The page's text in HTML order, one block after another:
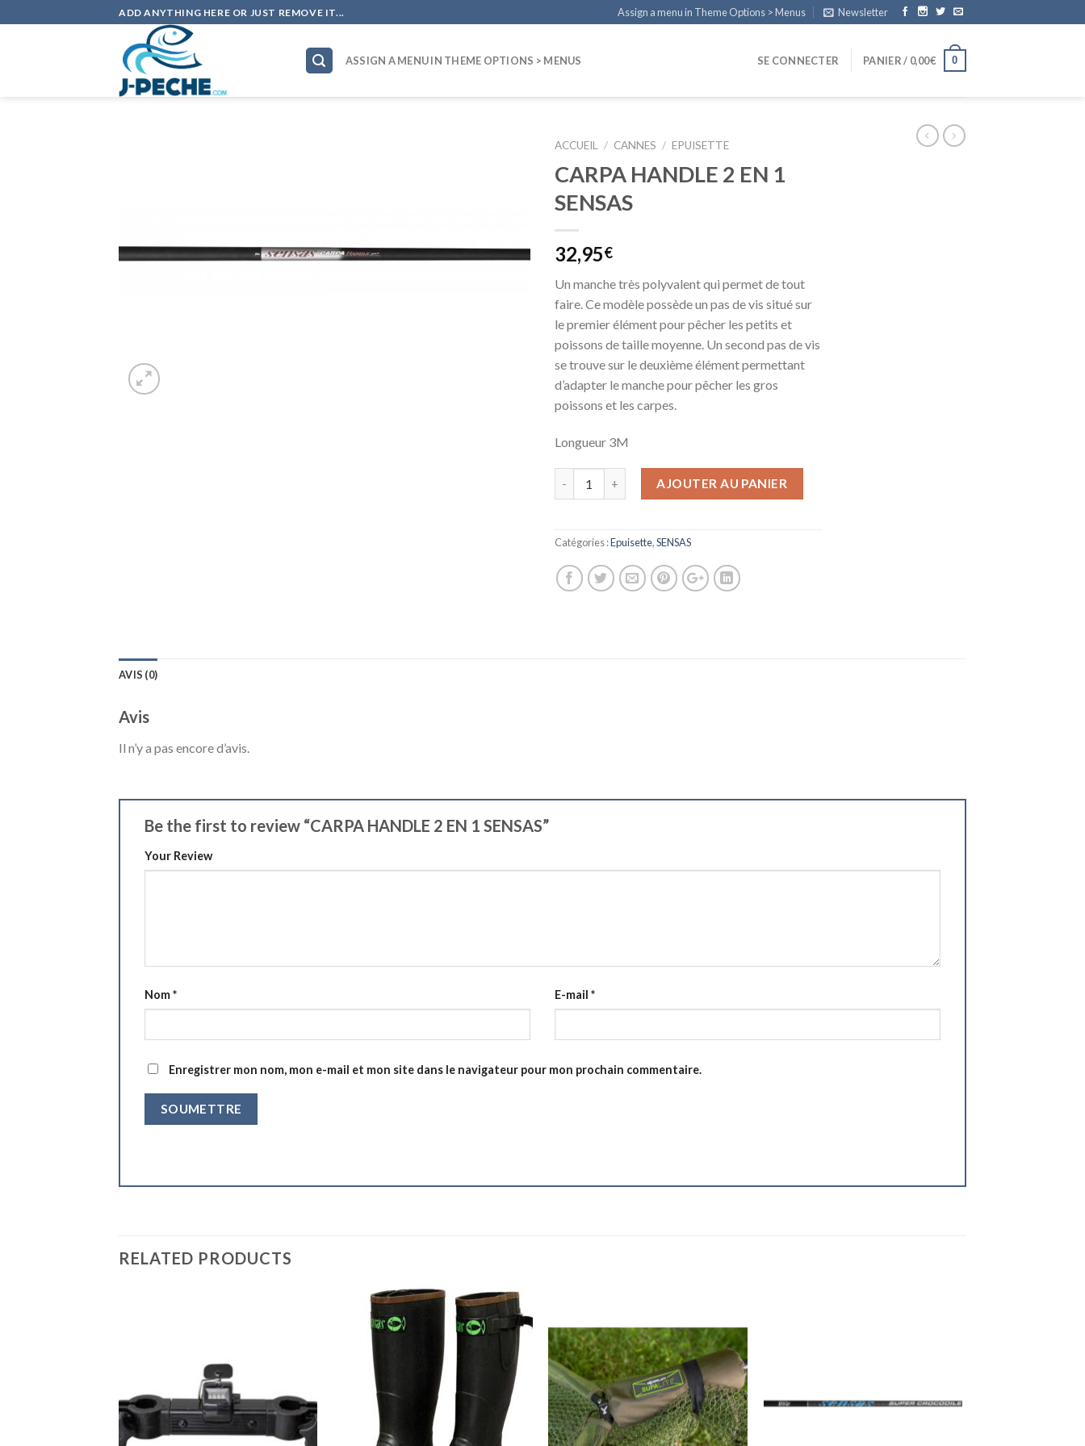
to
ADD ANYTHING HERE OR JUST REMOVE IT... Assign a menu in Theme Options > Menus Newsletter
ASSIGN A MENU IN THEME OPTIONS > MENUS SE CONNECTER PANIER / 0,00€ 0
ACCUEIL / CANNES / EPUISETTE
CARPA HANDLE 2 EN 1
SENSAS
32,95€
Un manche très polyvalent qui permet de tout
faire. Ce modèle possède un pas de vis situé sur
le premier élément pour pêcher les petits et
poissons de taille moyenne. Un second pas de vis
se trouve sur le deuxième élément permettant
d’adapter le manche pour pêcher les gros
poissons et les carpes.
Longueur 3M
AJOUTER AU PANIER
Catégories :Epuisette,SENSAS
AVIS (0)
Avis
Il n’y a pas encore d’avis.
Be the first to review “CARPA HANDLE 2 EN 1 SENSAS”
Your Review
Nom* E-mail *
Enregistrer mon nom, mon e-mail et mon site dans le navigateur pour mon prochain commentaire.
RELATED PRODUCTS